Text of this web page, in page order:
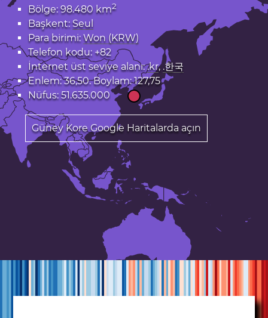
Bölge: 98.480 km2
Başkent:Seul
Para birimi:Won (KRW)
Telefon kodu: +82
İnternet üst seviye alanı:.kr,.한국
Enlem: 36,50. Boylam: 127,75
Nüfus: 51.635.000
Güney Kore Google Haritalarda açın